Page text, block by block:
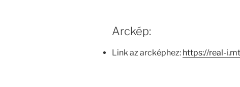
Arckép:
Link az arcképhez: https://real-